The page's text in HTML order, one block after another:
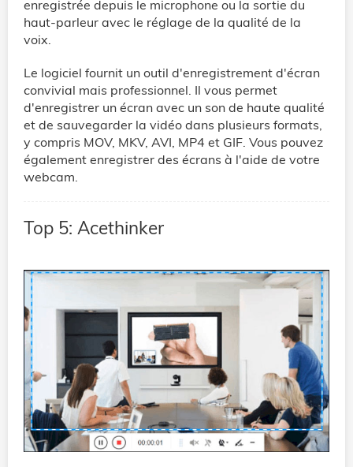
enregistrée depuis le microphone ou la sortie du
haut-parleur avec le réglage de la qualité de la
voix.
Le logiciel fournit un outil d'enregistrement d'écran
convivial mais professionnel. Il vous permet
d'enregistrer un écran avec un son de haute qualité
et de sauvegarder la vidéo dans plusieurs formats,
y compris MOV, MKV, AVI, MP4 et GIF. Vous pouvez
également enregistrer des écrans à l'aide de votre
webcam.
Top 5: Acethinker